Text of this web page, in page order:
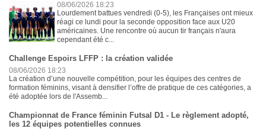
08/06/2026 18:23
Lourdement battues vendredi (0-5), les Françaises ont mieux
réagi ce lundi pour la seconde opposition face aux U20
américaines. Une rencontre où aucun tir français n'aura
cependant été c...
Challenge Espoirs LFFP : la création validée
08/06/2026 18:23
La création d’une nouvelle compétition, pour les équipes des centres de
formation féminins, visant à densifier l’offre de pratique de ces catégories, a
été adoptée lors de l'Assemb...
Championnat de France féminin Futsal D1 - Le règlement adopté,
les 12 équipes potentielles connues